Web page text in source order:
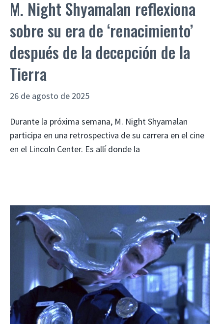
M. Night Shyamalan reflexiona
sobre su era de ‘renacimiento’
después de la decepción de la
Tierra
26 de agosto de 2025
Durante la próxima semana, M. Night Shyamalan
participa en una retrospectiva de su carrera en el cine
en el Lincoln Center. Es allí donde la